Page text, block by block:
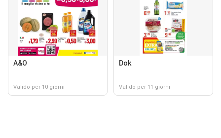
A&O
Valido per 10 giorni
Dok
Valido per 11 giorni